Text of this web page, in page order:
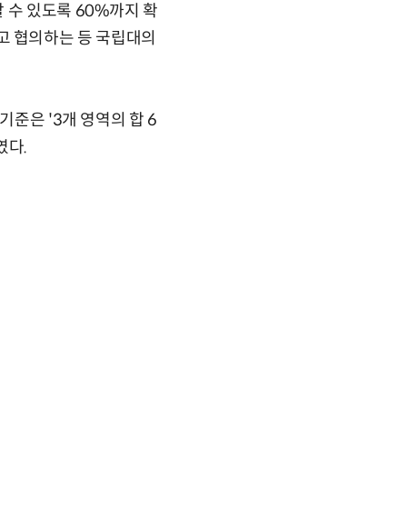
수 있도록 60%까지 확
협의하는 등 국립대의
준은 '3개 영역의 합 6
다.